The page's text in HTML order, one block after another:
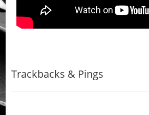
Trackbacks & Pings